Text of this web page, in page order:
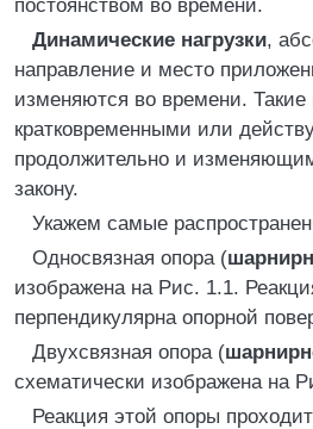
постоянством во времени.
Динамические нагрузки,
направление и место
изменяются во времени. Такие
кратковременными или
продолжительно и
закону.
Укажем самые
Односвязная опора (
изображена на Рис. 1.1.
перпендикулярна опорной
Двухсвязная опора (
схематически изображена на
Реакция этой опоры